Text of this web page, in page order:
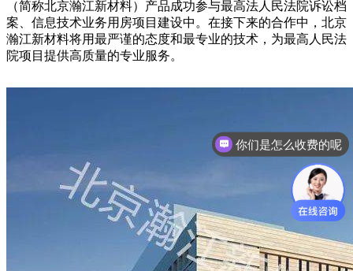
（简称北京瀚江新材料）产品成功参与最高法人民法院诉讼档
案、信息技术业务用房项目建设中。在接下来的合作中，北京
瀚江新材料将用最严谨的态度和最专业的技术，为最高人民法
院项目提供高质量的专业服务。
你们是怎么收费的呢